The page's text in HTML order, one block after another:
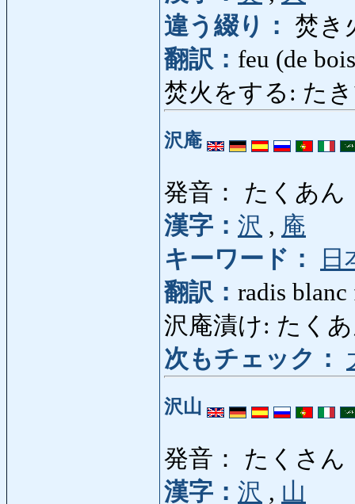
違う綴り：
焚き
翻訳： feu (de
焚火をする: た
沢庵
発音： たくあん
漢字： 沢 , 庵
キーワード：
日
翻訳： radis blanc
沢庵漬け: たく
次もチェック：
沢山
発音： たくさん
漢字： 沢 , 山